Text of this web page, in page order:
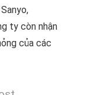
ty còn nhận
của các